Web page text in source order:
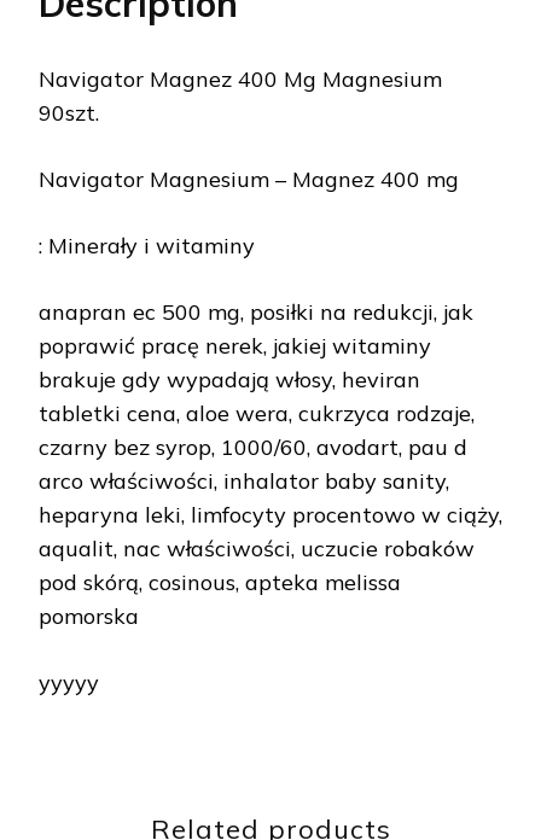
Navigator Magnez 400 Mg Magnesium
90szt.
Navigator Magnesium – Magnez 400 mg
: Minerały i witaminy
anapran ec 500 mg, posiłki na redukcji, jak
poprawić pracę nerek, jakiej witaminy
brakuje gdy wypadają włosy, heviran
tabletki cena, aloe wera, cukrzyca rodzaje,
czarny bez syrop, 1000/60, avodart, pau d
arco właściwości, inhalator baby sanity,
heparyna leki, limfocyty procentowo w ciąży,
aqualit, nac właściwości, uczucie robaków
pod skórą, cosinous, apteka melissa
pomorska
yyyyy
Related products